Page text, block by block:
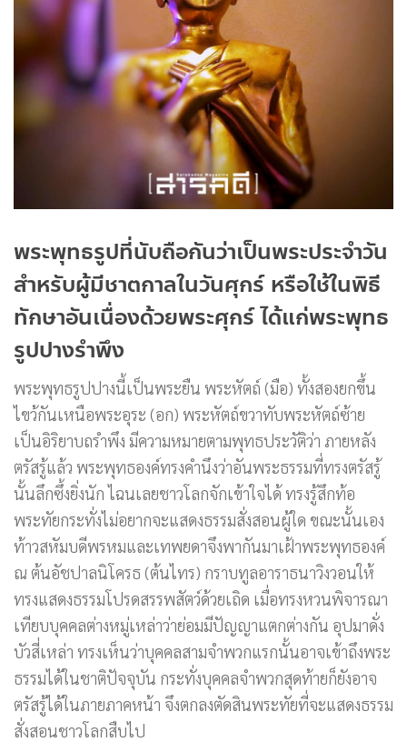
พระพุทธรูปที่นับถือกันว่าเป็นพระประจำวัน
สำหรับผู้มีชาตกาลในวันศุกร์ หรือใช้ในพิธี
ทักษาอันเนื่องด้วยพระศุกร์ ได้แก่พระพุทธ
รูปปางรำพึง
พระพุทธรูปปางนี้เป็นพระยืน พระหัตถ์ (มือ) ทั้งสองยกขึ้น
ไขว้กันเหนือพระอุระ (อก) พระหัตถ์ขวาทับพระหัตถ์ซ้าย
เป็นอิริยาบถรำพึง มีความหมายตามพุทธประวัติว่า ภายหลัง
ตรัสรู้แล้ว พระพุทธองค์ทรงคำนึงว่าอันพระธรรมที่ทรงตรัสรู้
นั้นลึกซึ้งยิ่งนัก ไฉนเลยชาวโลกจักเข้าใจได้ ทรงรู้สึกท้อ
พระทัยกระทั่งไม่อยากจะแสดงธรรมสั่งสอนผู้ใด ขณะนั้นเอง
ท้าวสหัมบดีพรหมและเทพยดาจึงพากันมาเฝ้าพระพุทธองค์
ณ ต้นอัชปาลนิโครธ (ต้นไทร) กราบทูลอาราธนาวิงวอนให้
ทรงแสดงธรรมโปรดสรรพสัตว์ด้วยเถิด เมื่อทรงหวนพิจารณา
เทียบบุคคลต่างหมู่เหล่าว่าย่อมมีปัญญาแตกต่างกัน อุปมาดั่ง
บัวสี่เหล่า ทรงเห็นว่าบุคคลสามจำพวกแรกนั้นอาจเข้าถึงพระ
ธรรมได้ในชาติปัจจุบัน กระทั่งบุคคลจำพวกสุดท้ายก็ยังอาจ
ตรัสรู้ได้ในภายภาคหน้า จึงตกลงตัดสินพระทัยที่จะแสดงธรรม
สั่งสอนชาวโลกสืบไป